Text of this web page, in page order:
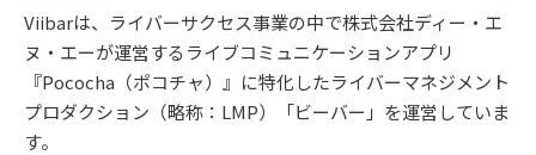
Viibarは、ライバーサクセス事業の中で株式会社ディー・エ
ヌ・エーが運営するライブコミュニケーションアプリ
『Pococha（ポコチャ）』に特化したライバーマネジメント
プロダクション（略称：LMP）「ビーバー」を運営していま
す。